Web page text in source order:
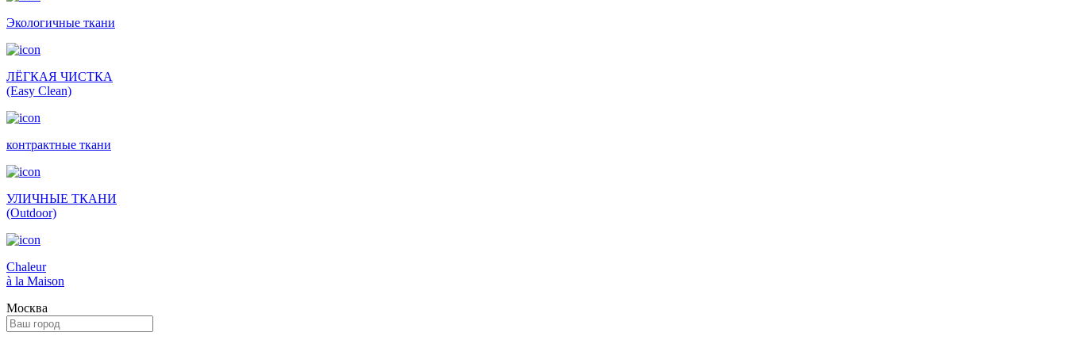
Экологичные ткани
ЛЁГКАЯ ЧИСТКА
(Easy Clean)
контрактные ткани
УЛИЧНЫЕ ТКАНИ
(Outdoor)
Сhaleur
à la Maison
Москва